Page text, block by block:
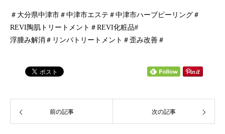
＃大分県中津市＃中津市エステ＃中津市ハーブピーリング＃
REVI陶肌トリートメント＃REVI化粧品#
浮腫み解消＃リンパトリートメント＃歪み改善＃
前の記事 次の記事